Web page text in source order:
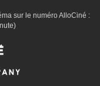
sur le numéro AlloCiné :